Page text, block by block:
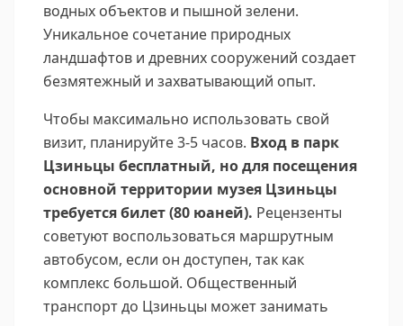
водных объектов и пышной зелени.
Уникальное сочетание природных
ландшафтов и древних сооружений создает
безмятежный и захватывающий опыт.
Чтобы максимально использовать свой
визит, планируйте 3-5 часов. Вход в парк
Цзиньцы бесплатный, но для посещения
основной территории музея Цзиньцы
требуется билет (80 юаней). Рецензенты
советуют воспользоваться маршрутным
автобусом, если он доступен, так как
комплекс большой. Общественный
транспорт до Цзиньцы может занимать